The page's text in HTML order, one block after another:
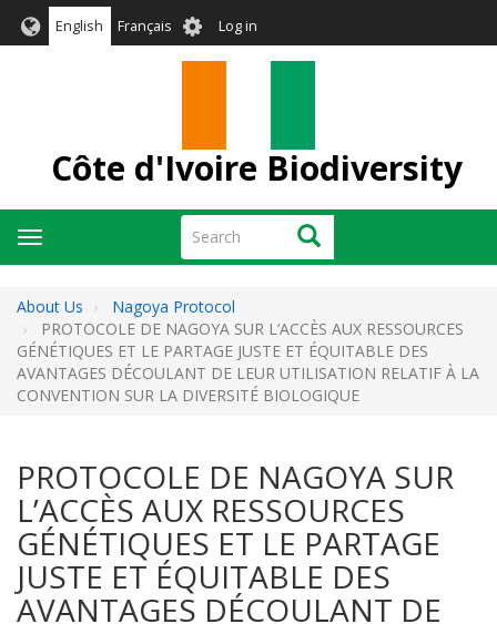
English Français User
account
Log in
Côte d'Ivoire Biodiversity
Search Search
Toggle
navigation
About Us
Nagoya Protocol
PROTOCOLE DE NAGOYA SUR L’ACCÈS AUX RESSOURCES
GÉNÉTIQUES ET LE PARTAGE JUSTE ET ÉQUITABLE DES
AVANTAGES DÉCOULANT DE LEUR UTILISATION RELATIF À LA
CONVENTION SUR LA DIVERSITÉ BIOLOGIQUE
PROTOCOLE DE NAGOYA SUR
L’ACCÈS AUX RESSOURCES
GÉNÉTIQUES ET LE PARTAGE
JUSTE ET ÉQUITABLE DES
AVANTAGES DÉCOULANT DE